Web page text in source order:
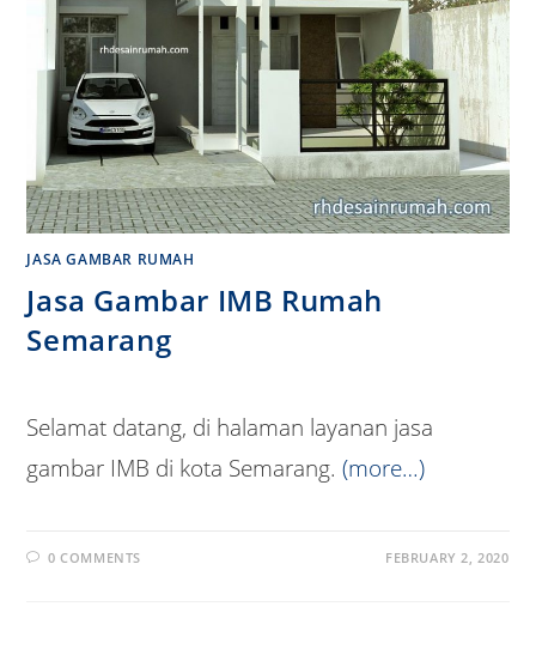
JASA GAMBAR RUMAH
Jasa Gambar IMB Rumah
Semarang
Selamat datang, di halaman layanan jasa
gambar IMB di kota Semarang.(more…)
0 COMMENTS FEBRUARY 2, 2020